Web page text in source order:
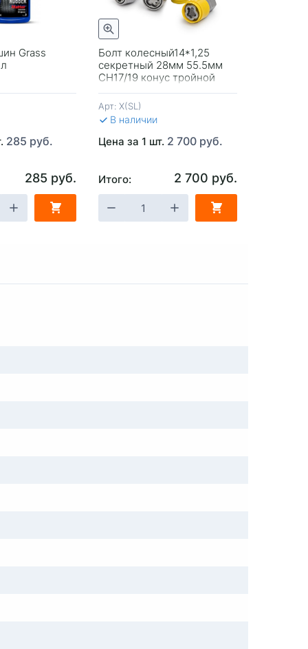
Grass
285 руб.
285 руб.
Болт колесный14*1,25
секретный 28мм 55.5мм
CH17/19 конус тройной
Арт: X(SL)
В наличии
Цена за 1 шт. 2 700 руб.
Итого: 2 700 руб.
- + В КОРЗИНУ
Быстрый просмотр
-